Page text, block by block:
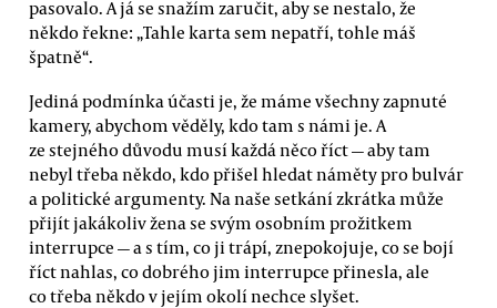
pasovalo. A já se snažím zaručit, aby se nestalo, že
někdo řekne: „Tahle karta sem nepatří, tohle máš
špatně“.
Jediná podmínka účasti je, že máme všechny zapnuté
kamery, abychom věděly, kdo tam s námi je. A
ze stejného důvodu musí každá něco říct — aby tam
nebyl třeba někdo, kdo přišel hledat náměty pro bulvár
a politické argumenty. Na naše setkání zkrátka může
přijít jakákoliv žena se svým osobním prožitkem
interrupce — a s tím, co ji trápí, znepokojuje, co se bojí
říct nahlas, co dobrého jim interrupce přinesla, ale
co třeba někdo v jejím okolí nechce slyšet.